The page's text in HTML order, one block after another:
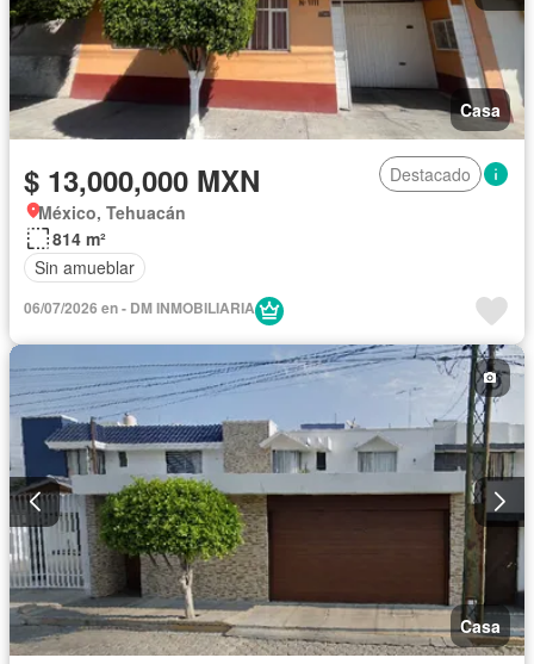
Casa
$ 13,000,000 MXN
Destacado
México, Tehuacán
814 m²
Sin amueblar
06/07/2026 en - DM INMOBILIARIA
Casa